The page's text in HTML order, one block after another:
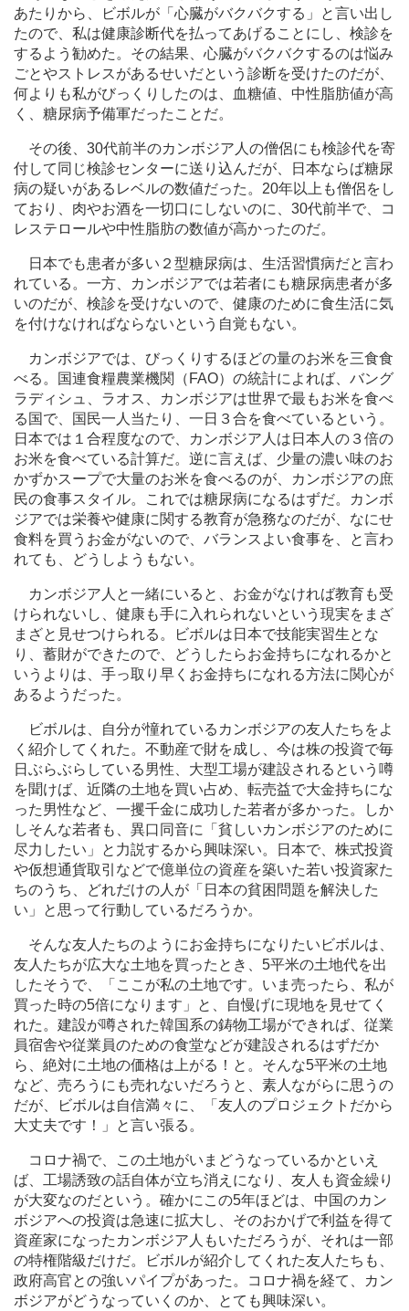
あたりから、ビボルが「心臓がバクバクする」と言い出し
たので、私は健康診断代を払ってあげることにし、検診を
するよう勧めた。その結果、心臓がバクバクするのは悩み
ごとやストレスがあるせいだという診断を受けたのだが、
何よりも私がびっくりしたのは、血糖値、中性脂肪値が高
く、糖尿病予備軍だったことだ。
その後、 30代前半のカンボジア人の僧侶にも検診代を寄
付して同じ検診センターに送り込んだが、日本ならば糖尿
病の疑いがあるレベルの数値だった。 20年以上も僧侶をし
ており、肉やお酒を一切口にしないのに、 30代前半で、コ
レステロールや中性脂肪の数値が高かったのだ。
日本でも患者が多い２型糖尿病は、生活習慣病だと言わ
れている。一方、カンボジアでは若者にも糖尿病患者が多
いのだが、検診を受けないので、健康のために食生活に気
を付けなければならないという自覚もない。
カンボジアでは、びっくりするほどの量のお米を三食食
べる。国連食糧農業機関（ FAO）の統計によれば、バング
ラディシュ、ラオス、カンボジアは世界で最もお米を食べ
る国で、国民一人当たり、一日３合を食べているという。
日本では１合程度なので、カンボジア人は日本人の３倍の
お米を食べている計算だ。逆に言えば、少量の濃い味のお
かずかスープで大量のお米を食べるのが、カンボジアの庶
民の食事スタイル。これでは糖尿病になるはずだ。カンボ
ジアでは栄養や健康に関する教育が急務なのだが、なにせ
食料を買うお金がないので、バランスよい食事を、と言わ
れても、どうしようもない。
カンボジア人と一緒にいると、お金がなければ教育も受
けられないし、健康も手に入れられないという現実をまざ
まざと見せつけられる。ビボルは日本で技能実習生とな
り、蓄財ができたので、どうしたらお金持ちになれるかと
いうよりは、手っ取り早くお金持ちになれる方法に関心が
あるようだった。
ビボルは、自分が憧れているカンボジアの友人たちをよ
く紹介してくれた。不動産で財を成し、今は株の投資で毎
日ぶらぶらしている男性、大型工場が建設されるという噂
を聞けば、近隣の土地を買い占め、転売益で大金持ちにな
った男性など、一攫千金に成功した若者が多かった。しか
しそんな若者も、異口同音に「貧しいカンボジアのために
尽力したい」と力説するから興味深い。日本で、株式投資
や仮想通貨取引などで億単位の資産を築いた若い投資家た
ちのうち、どれだけの人が「日本の貧困問題を解決した
い」と思って行動しているだろうか。
そんな友人たちのようにお金持ちになりたいビボルは、
友人たちが広大な土地を買ったとき、 5平米の土地代を出
したそうで、「ここが私の土地です。いま売ったら、私が
買った時の5倍になります」と、自慢げに現地を見せてく
れた。建設が噂された韓国系の鋳物工場ができれば、従業
員宿舎や従業員のための食堂などが建設されるはずだか
ら、絶対に土地の価格は上がる！と。そんな5平米の土地
など、売ろうにも売れないだろうと、素人ながらに思うの
だが、ビボルは自信満々に、「友人のプロジェクトだから
大丈夫です！」と言い張る。
コロナ禍で、この土地がいまどうなっているかといえ
ば、工場誘致の話自体が立ち消えになり、友人も資金繰り
が大変なのだという。確かにこの5年ほどは、中国のカン
ボジアへの投資は急速に拡大し、そのおかげで利益を得て
資産家になったカンボジア人もいただろうが、それは一部
の特権階級だけだ。ビボルが紹介してくれた友人たちも、
政府高官との強いパイプがあった。コロナ禍を経て、カン
ボジアがどうなっていくのか、とても興味深い。